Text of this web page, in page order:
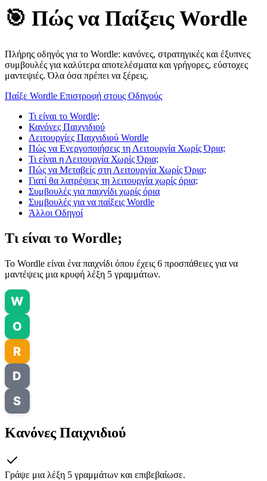
🎯 Πώς να Παίξεις Wordle
Πλήρης οδηγός για το Wordle: κανόνες, στρατηγικές και έξυπνες
συμβουλές για καλύτερα αποτελέσματα και γρήγορες, εύστοχες
μαντεψιές. Όλα όσα πρέπει να ξέρεις.
Παίξε Wordle Επιστροφή στους Οδηγούς
Τι είναι το Wordle;
Κανόνες Παιχνιδιού
Λειτουργίες Παιχνιδιού Wordle
Πώς να Ενεργοποιήσεις τη Λειτουργία Χωρίς Όρια;
Τι είναι η Λειτουργία Χωρίς Όρια;
Πώς να Μεταβείς στη Λειτουργία Χωρίς Όρια;
Γιατί θα λατρέψεις τη λειτουργία χωρίς όρια;
Συμβουλές για παιχνίδι χωρίς όρια
Συμβουλές για να παίξεις Wordle
Άλλοι Οδηγοί
Τι είναι το Wordle;
Το Wordle είναι ένα παιχνίδι όπου έχεις 6 προσπάθειες για να
μαντέψεις μια κρυφή λέξη 5 γραμμάτων.
W
O
R
D
S
Κανόνες Παιχνιδιού
Γράψε μια λέξη 5 γραμμάτων και επιβεβαίωσε.